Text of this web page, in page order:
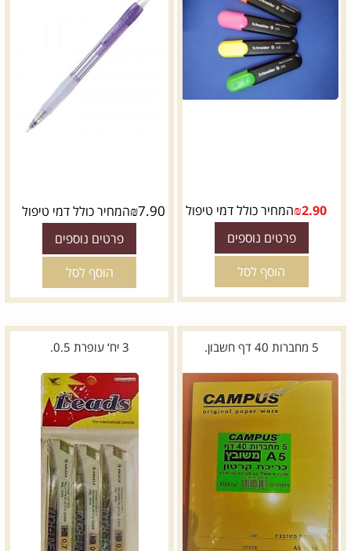
₪2.90 המחיר כולל דמי טיפול
פרטים נוספים
הוסף לסל
₪7.90 המחיר כולל דמי טיפול
פרטים נוספים
הוסף לסל
5 מחברות 40 דף חשבון. 3 יח‘ עופרת 0.5.